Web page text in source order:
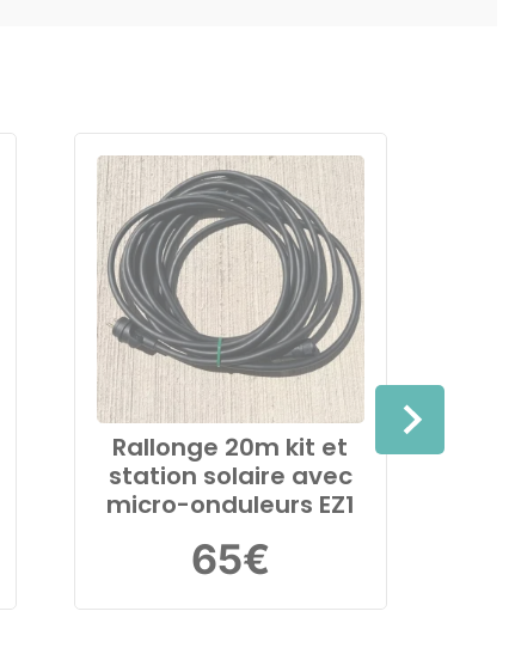
Rallonge 20m kit et
station solaire avec
micro-onduleurs EZ1
65€